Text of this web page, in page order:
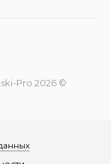
Pro 2026 ©